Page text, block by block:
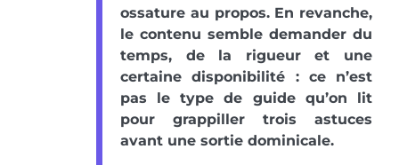
ossature au propos. En revanche,
le contenu semble demander du
temps, de la rigueur et une
certaine disponibilité : ce n’est
pas le type de guide qu’on lit
pour grappiller trois astuces
avant une sortie dominicale.